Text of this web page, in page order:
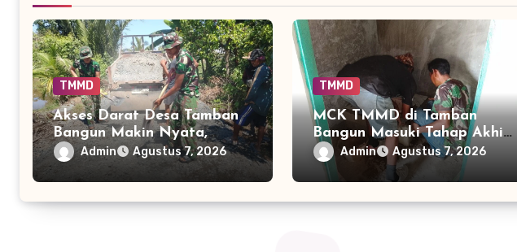
TMMD
Akses Darat Desa Tamban
Bangun Makin Nyata,
Peningkatan Jalan TMMD
Sentuh 90 Persen
Admin Agustus 7, 2026
TMMD
MCK TMMD di Tamban
Bangun Masuki Tahap Akhir,
Warga Segera Nikmati
Fasilitas Sanitasi yang
Lebih Layak
Admin Agustus 7, 2026